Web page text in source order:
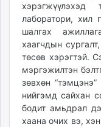
хэрэгжүүлэхэд
лаборатори, хил
шалгах
хаагчдын
төсөв хэрэгтэй.
мэргэжилтэн
зөвхөн
нийгэмд сайхан
бодит амьдрал
хаана очих вэ,